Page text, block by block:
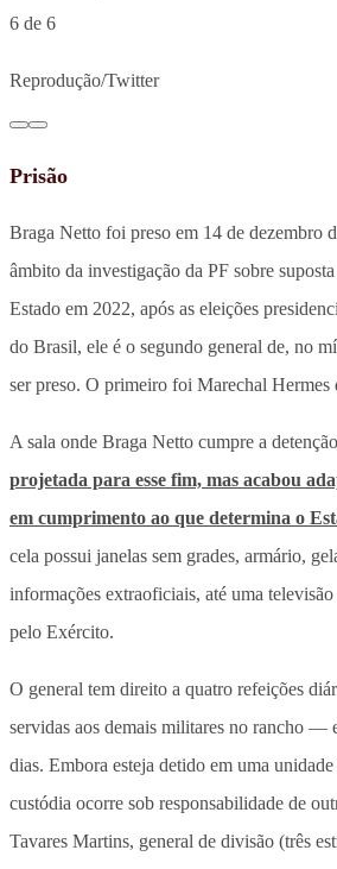
6 de 6
Reprodução/Twitter
Prisão
Braga Netto foi preso em 14 de dezembro
âmbito da investigação da PF sobre
Estado em 2022, após as eleições
do Brasil, ele é o segundo general de, no
ser preso. O primeiro foi Marechal Hermes
A sala onde Braga Netto cumpre a
projetada para esse fim, mas acabou
em cumprimento ao que determina o
cela possui janelas sem grades, armário,
informações extraoficiais, até uma
pelo Exército.
O general tem direito a quatro refeições
servidas aos demais militares no rancho —
dias. Embora esteja detido em uma
custódia ocorre sob responsabilidade de
Tavares Martins, general de divisão (três